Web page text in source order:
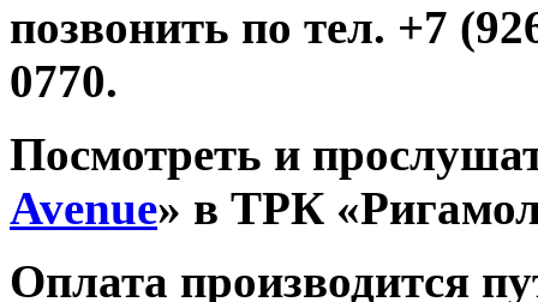
позвонить по тел. +7
0770.
Посмотреть и
Avenue» в ТРК
Оплата производится